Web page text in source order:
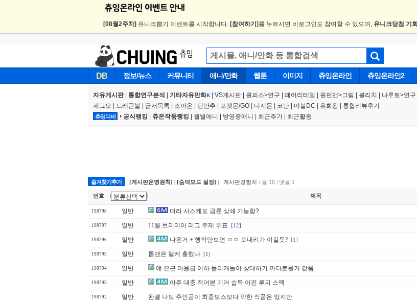
[08월2주차] 유니크뽑기 이벤트를 시작합니다. [참여하기] 를 누르시면 비로그인도 참여할 수 있으며, 유니크당첨 기회
DB 정보/뉴스 커뮤니티 애니/만화 웹툰 이미지 츄잉온라인 츄잉온라인2
자유게시판| 통합연구분석 기타자유만화R| VS게시판 원피스>연구 페어리테일 | 원펀맨>그림 블리치 나루토>연구
페그오
드래곤볼 금서목록 소아온 던만추 포켓몬/GO 디지몬 코난 마블DC 유희왕 통합리뷰후기
츄잉디비 공식랭킹 츄온작품랭킹 월별애니 방영중애니 최근추가 최근활동
즐겨찾기추가
[게시판운영원칙] | [숨덕모드 설정] | 게시판경험치 : 글 10 | 댓글 1
번호 제목
198798 일반 더라 사스케도 금륜 상쇄 가능함?
198797 일반 11월 브리미어 리그 주제 투표 [12]
198796 일반 나온거 + 행적만보면 ㅇㅇ 토내리가 이길듯? [1]
198795 일반 톱맨은 왤케 흥했냐 [1]
198794 일반 얘 은근 마을급 이하 물리캐들이 상대하기 까다로울거 같음
198793 일반 아주 대충 적어본 기어 습득 이전 루피 스펙
198792 일반 완결 나도 주인공이 최종보스보다 약한 작품은 있지만